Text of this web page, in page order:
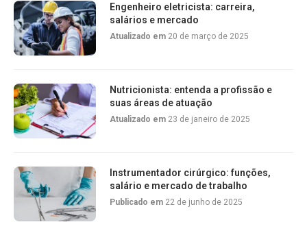
Engenheiro eletricista: carreira,
salários e mercado
Atualizado em 20 de março de 2025
Nutricionista: entenda a profissão e
suas áreas de atuação
Atualizado em 23 de janeiro de 2025
Instrumentador cirúrgico: funções,
salário e mercado de trabalho
Publicado em 22 de junho de 2025